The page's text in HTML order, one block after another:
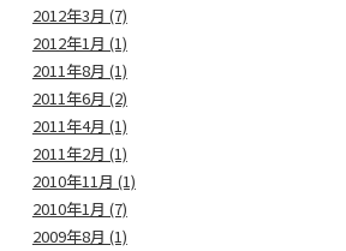
2012年3月 (7)
2012年1月 (1)
2011年8月 (1)
2011年6月 (2)
2011年4月 (1)
2011年2月 (1)
2010年11月 (1)
2010年1月 (7)
2009年8月 (1)